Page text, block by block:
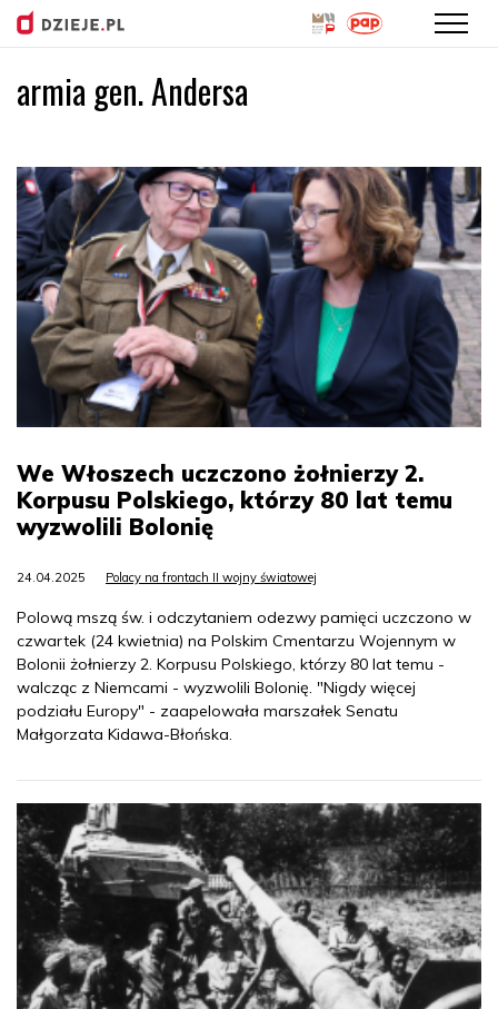
armia gen. Andersa
We Włoszech uczczono żołnierzy 2.
Korpusu Polskiego, którzy 80 lat temu
wyzwolili Bolonię
24.04.2025 Polacy na frontach II wojny światowej
Polową mszą św. i odczytaniem odezwy pamięci uczczono w
czwartek (24 kwietnia) na Polskim Cmentarzu Wojennym w
Bolonii żołnierzy 2. Korpusu Polskiego, którzy 80 lat temu -
walcząc z Niemcami - wyzwolili Bolonię. "Nigdy więcej
podziału Europy" - zaapelowała marszałek Senatu
Małgorzata Kidawa-Błońska.